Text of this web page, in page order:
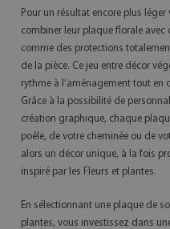
Pour un résultat encore plus
combiner leur plaque florale avec
comme des protections
de la pièce. Ce jeu entre décor
rythme à l’aménagement tout en
Grâce à la possibilité de
création graphique, chaque
poêle, de votre cheminée ou de
alors un décor unique, à la fois
inspiré par les Fleurs et plantes.
En sélectionnant une plaque de
plantes, vous investissez dans